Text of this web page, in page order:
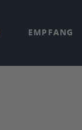
EMPFANG